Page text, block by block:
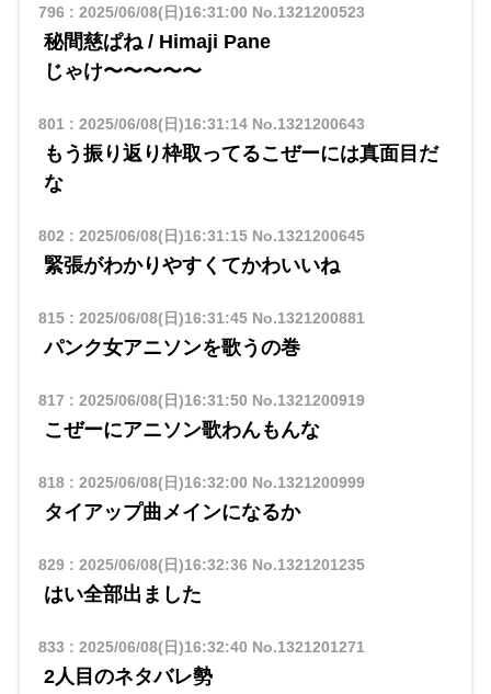
796 : 2025/06/08(日)16:31:00 No.1321200523
秘間慈ぱね / Himaji Pane
​​じゃけ〜〜〜〜〜
801 : 2025/06/08(日)16:31:14No.1321200643
もう振り返り枠取ってるこぜーには真面目だ
な
802 : 2025/06/08(日)16:31:15No.1321200645
緊張がわかりやすくてかわいいね
815: 2025/06/08(日)16:31:45No.1321200881
パンク女アニソンを歌うの巻
817 : 2025/06/08(日)16:31:50 No.1321200919
こぜーにアニソン歌わんもんな
818: 2025/06/08(日)16:32:00 No.1321200999
タイアップ曲メインになるか
829: 2025/06/08(日)16:32:36 No.1321201235
はい全部出ました
833 : 2025/06/08(日)16:32:40 No.1321201271
2人目のネタバレ勢